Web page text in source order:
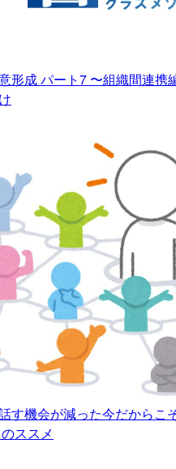
形成 パート7 〜組織間連携
す機会が減った今だからこ
ススメ